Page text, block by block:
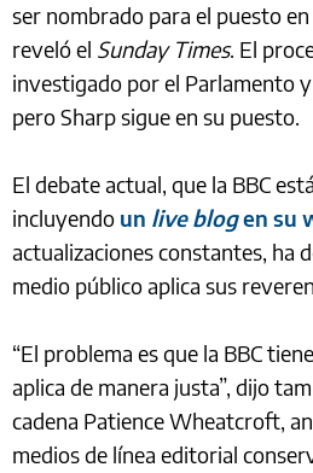
ser nombrado para el puesto
reveló el Sunday Times. El
investigado por el Parlamento
pero Sharp sigue en su puesto.
El debate actual, que la BBC
incluyendo un live blogen su
actualizaciones constantes, ha
medio público aplica sus
“El problema es que la BBC
aplica de manera justa”, dijo
cadena Patience Wheatcroft,
medios de línea editorial